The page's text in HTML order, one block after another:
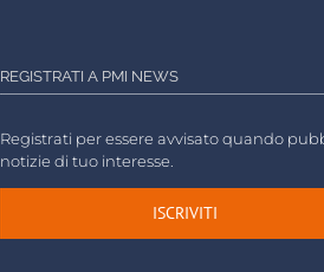
REGISTRATI A PMI NEWS
Registrati per essere avvisato quando
notizie di tuo interesse.
ISCRIVITI